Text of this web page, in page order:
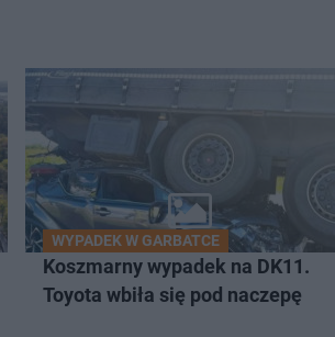
WYPADEK W GARBATCE
Koszmarny wypadek na DK11.
Toyota wbiła się pod naczepę